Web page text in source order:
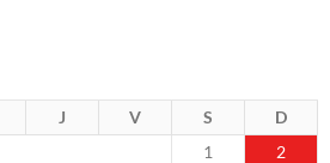
J V S
D
1
2